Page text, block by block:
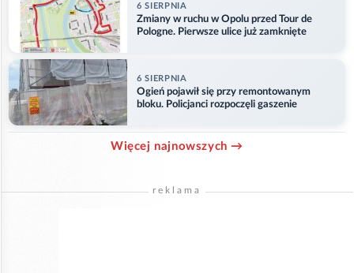
6 SIERPNIA
Zmiany w ruchu w Opolu przed Tour de
Pologne. Pierwsze ulice już zamknięte
6 SIERPNIA
Ogień pojawił się przy remontowanym
bloku. Policjanci rozpoczęli gaszenie
Więcej najnowszych →
reklama